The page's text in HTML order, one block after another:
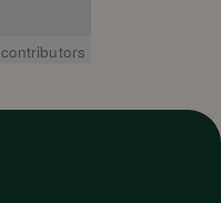
contributors